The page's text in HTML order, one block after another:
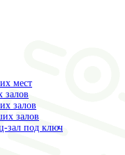
мест
залов
залов
залов
зал под ключ